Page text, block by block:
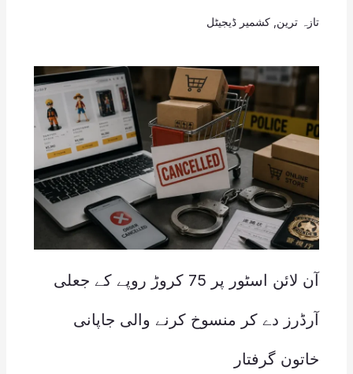
تازہ ترین کشمیر ڈیجیٹل
آن لائن اسٹور پر 75 کروڑ روپے کے جعلی
آرڈرز دے کر منسوخ کرنے والی جاپانی
خاتون گرفتار